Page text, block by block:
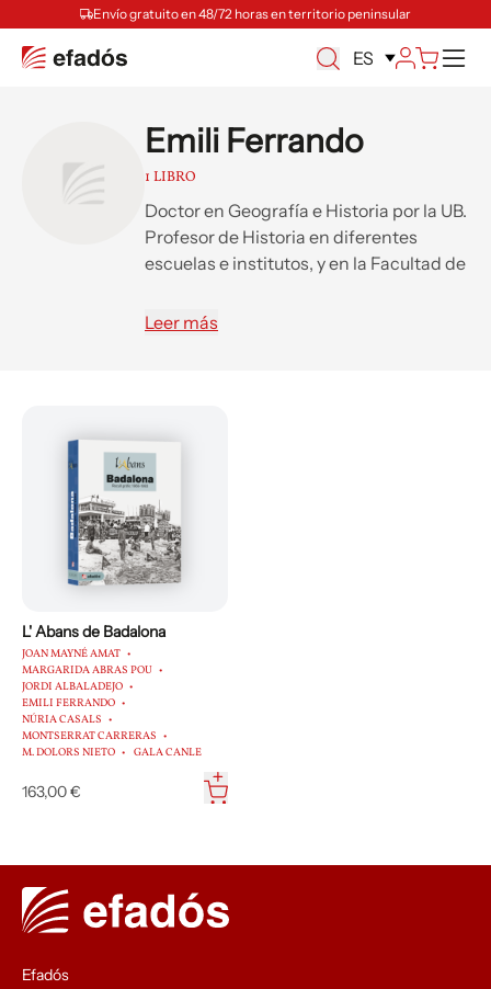
Envío gratuito en 48/72 horas en territorio peninsular
ES
Emili Ferrando
1 LIBRO
Doctor en Geografía e Historia por la UB.
Profesor de Historia en diferentes
escuelas e institutos, y en la Facultad de
Blanquerna, donde ha impartido cursos
Grupo de Recuperación de la Memoria
Histórica de Benassal.
Leer más
L' Abans de Badalona
JOAN MAYNÉ AMAT
MARGARIDA ABRAS POU
JORDI ALBALADEJO
EMILI FERRANDO
NÚRIA CASALS
MONTSERRAT CARRERAS
M. DOLORS NIETO
GALA CANLE
163,00 €
Efadós